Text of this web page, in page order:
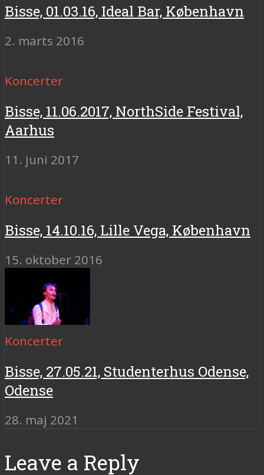
Bisse, 01.03.16, Ideal Bar, København
2. marts 2016
Koncerter
Bisse, 11.06.2017, NorthSide Festival,
Aarhus
11. juni 2017
Koncerter
Bisse, 14.10.16, Lille Vega, København
15. oktober 2016
Koncerter
Bisse, 27.05.21, Studenterhus Odense,
Odense
28. maj 2021
Leave a Reply